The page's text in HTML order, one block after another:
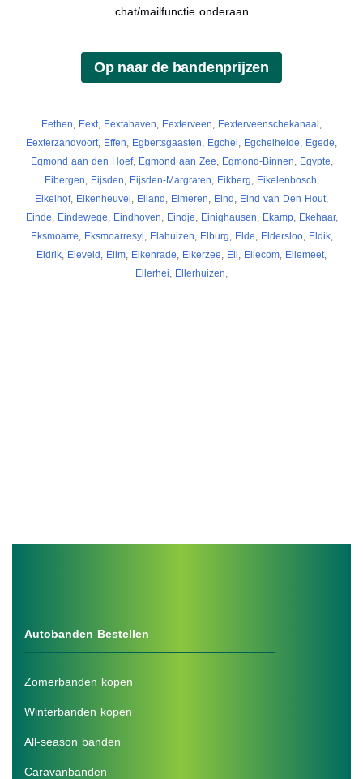
chat/mailfunctie onderaan
Eethen Eext Eextahaven Eexterveen Eexterveenschekanaal
Eexterzandvoort Effen Egbertsgaasten Egchel Egchelheide Egede
Egmond aan den Hoef, Egmond aan Zee Egmond-Binnen Egypte
Eibergen
Eijsden Eijsden-Margraten Eikberg Eikelenbosch
Eikelhof, Eikenheuvel Eiland Eimeren Eind Eind van Den Hout
Einde
Eindewege Eindhoven Eindje Einighausen Ekamp, Ekehaar,
Eksmoarre
Eksmoarresyl Elahuizen Elburg Elde Eldersloo, Eldik,
Eldrik Eleveld Elim Elkenrade Elkerzee Ell Ellecom Ellemeet
Ellerhei
Ellerhuizen
Autobanden Bestellen
Zomerbanden kopen
Winterbanden kopen
All-season banden
Caravanbanden